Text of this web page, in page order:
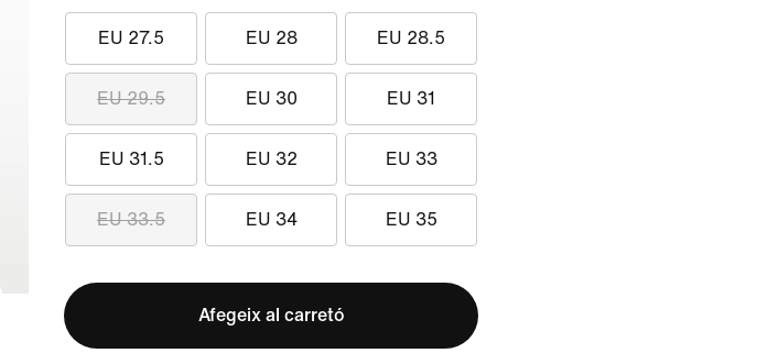
EU 27.5 EU 28 EU 28.5
EU 29.5 EU 30 EU 31
EU 31.5 EU 32 EU 33
EU 33.5 EU 34 EU 35
Afegeix al carretó